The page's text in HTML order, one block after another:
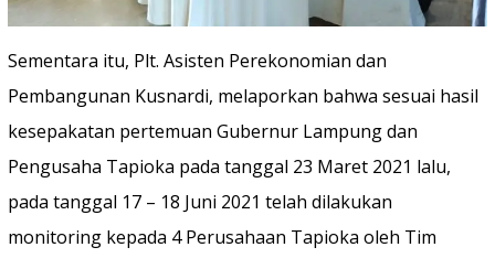
Sementara itu, Plt. Asisten Perekonomian dan
Pembangunan Kusnardi, melaporkan bahwa sesuai hasil
kesepakatan pertemuan Gubernur Lampung dan
Pengusaha Tapioka pada tanggal 23 Maret 2021 lalu,
pada tanggal 17 – 18 Juni 2021 telah dilakukan
monitoring kepada 4 Perusahaan Tapioka oleh Tim